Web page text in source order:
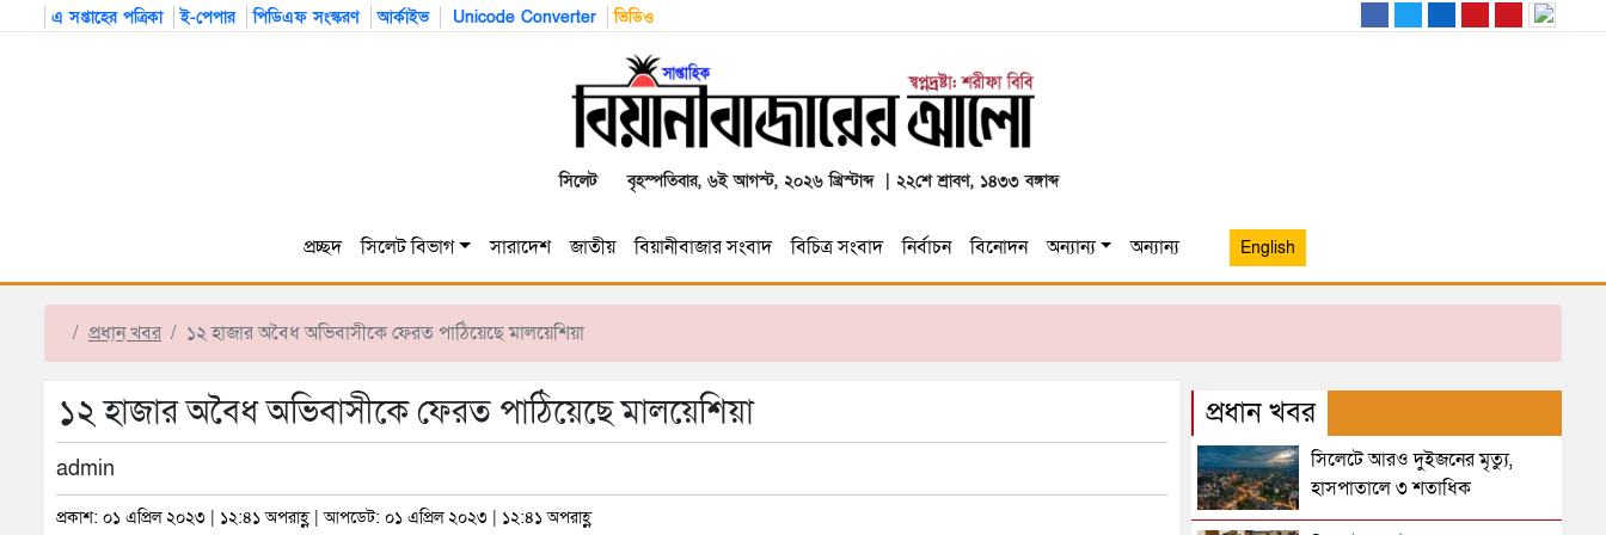
এ সপ্তাহের পত্রিকা ই-পেপার পিডিএফ সংস্করণ আর্কাইভ Unicode Converter ভিডিও
সিলেট বৃহস্পতিবার, ৬ই আগস্ট, ২০২৬ খ্রিস্টাব্দ | ২২শে শ্রাবণ, ১৪৩৩ বঙ্গাব্দ
প্রচ্ছদ সিলেট বিভাগ সারাদেশ জাতীয় বিয়ানীবাজার সংবাদ বিচিত্র সংবাদ নির্বাচন বিনোদন অন্যান্য অন্যান্য English
প্রধান খবর ১২ হাজার অবৈধ অভিবাসীকে ফেরত পাঠিয়েছে মালয়েশিয়া
১২ হাজার অবৈধ অভিবাসীকে ফেরত পাঠিয়েছে মালয়েশিয়া
admin
প্রকাশ: ০১ এপ্রিল ২০২৩ | ১২:৪১ অপরাহ্ণ | আপডেট: ০১ এপ্রিল ২০২৩ | ১২:৪১ অপরাহ্ণ
প্রধান খবর
সিলেটে আরও দুইজনের মৃত্যু,
হাসপাতালে ৩ শতাধিক